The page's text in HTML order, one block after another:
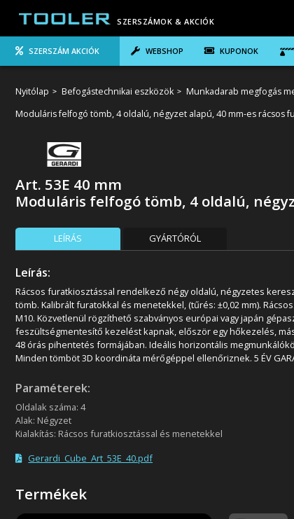
SZERSZÁMOK & AKCIÓK
SZERSZÁM AKCIÓK WEBSHOP KUPONOK
Nyitólap Befogástechnikai eszközök Munkadarab megfogás
Moduláris felfogó tömb, 4 oldalú, négyzet alapú, 40 mm-es rácsos
Art. 53E 40 mm
Moduláris felfogó tömb, 4 oldalú,
LEÍRÁS GYÁRTÓRÓL
Leírás:
Rácsos furatkiosztással rendelkező négy oldalú, négyzetes
tömb. Kalibrált furatokkal és menetekkel, (tűrés: ±0,02 mm).
M10. Közvetlenül rögzíthető szabványos európai vagy japán
feszültségmentesítő kezelést kapnak, először egy hőkezelés,
48 órás pihentetés formájában. Ideális horizontális
Minden tömböt 3D koordináta mérőgéppel ellenőriznek. 5 ÉV
Paraméterek:
Oldalak száma: 4
Alak: Négyzet
Kialakítás: Rácsos furatkiosztással és menetekkel
Gerardi_Cube_Art_53E_40.pdf
Termékek